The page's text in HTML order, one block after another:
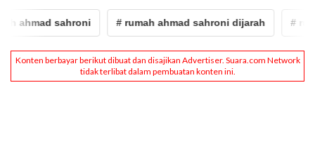
sahroni # rumah ahmad sahroni dijarah # rumah